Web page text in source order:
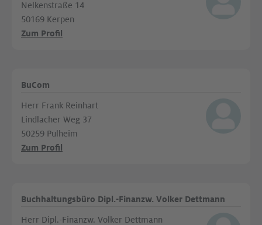
Nelkenstraße 14
50169 Kerpen
Zum Profil
BuCom
Herr Frank Reinhart
Lindlacher Weg 37
50259 Pulheim
Zum Profil
Buchhaltungsbüro Dipl.-Finanzw. Volker Dettmann
Herr Dipl.-Finanzw. Volker Dettmann